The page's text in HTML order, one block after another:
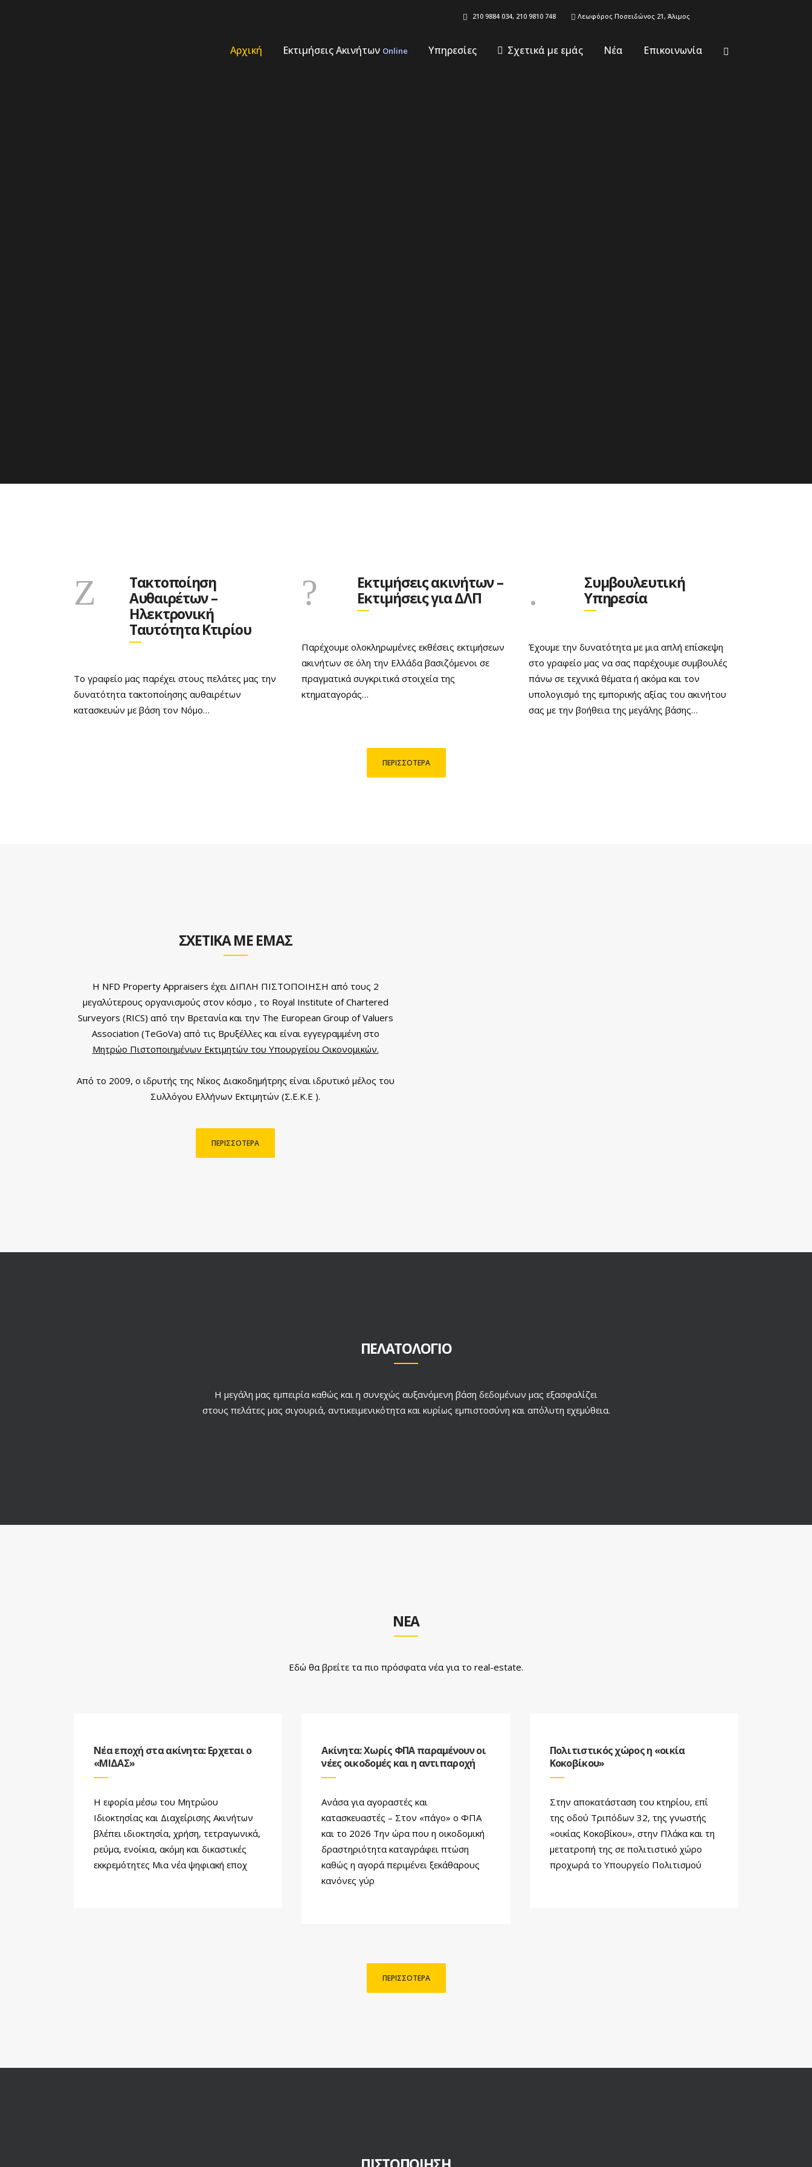
210 9884 034, 210 9810 748 Λεωφόρος Ποσειδώνος 21, Άλιμος
Αρχική Εκτιμήσεις Ακινήτων Online Υπηρεσίες Σχετικά με εμάς Νέα Επικοινωνία
Τακτοποίηση
Αυθαιρέτων –
Ηλεκτρονική
Ταυτότητα Κτιρίου
Το γραφείο μας παρέχει στους πελάτες μας την
δυνατότητα τακτοποίησης αυθαιρέτων
κατασκευών με βάση τον Νόμο…
Εκτιμήσεις ακινήτων –
Εκτιμήσεις για ΔΛΠ
Παρέχουμε ολοκληρωμένες εκθέσεις εκτιμήσεων
ακινήτων σε όλη την Ελλάδα βασιζόμενοι σε
πραγματικά συγκριτικά στοιχεία της
κτηματαγοράς…
Συμβουλευτική
Υπηρεσία
Έχουμε την δυνατότητα με μια απλή επίσκεψη
στο γραφείο μας να σας παρέχουμε συμβουλές
πάνω σε τεχνικά θέματα ή ακόμα και τον
υπολογισμό της εμπορικής αξίας του ακινήτου
σας με την βοήθεια της μεγάλης βάσης…
ΠΕΡΙΣΣΟΤΕΡΑ
ΣΧΕΤΙΚΑ ΜΕ ΕΜΑΣ
Η NFD Property Appraisers έχει ΔΙΠΛΗ ΠΙΣΤΟΠΟΙΗΣΗ από τους 2
μεγαλύτερους οργανισμούς στον κόσμο , το Royal Institute of Chartered
Surveyors (RICS) από την Βρετανία και την The European Group of Valuers
Association (TeGoVa) από τις Βρυξέλλες και είναι εγγεγραμμένη στο
Μητρώο Πιστοποιημένων Εκτιμητών του Υπουργείου Οικονομικών.
Από το 2009, ο ιδρυτής της Νίκος Διακοδημήτρης είναι ιδρυτικό μέλος του
Συλλόγου Ελλήνων Εκτιμητών (Σ.Ε.Κ.Ε ).
ΠΕΡΙΣΣΟΤΕΡΑ
ΠΕΛΑΤΟΛΟΓΙΟ
Η μεγάλη μας εμπειρία καθώς και η συνεχώς αυξανόμενη βάση δεδομένων μας εξασφαλίζει
στους πελάτες μας σιγουριά, αντικειμενικότητα και κυρίως εμπιστοσύνη και απόλυτη εχεμύθεια.
ΝΕΑ
Εδώ θα βρείτε τα πιο πρόσφατα νέα για το real-estate.
Νέα εποχή στα ακίνητα: Ερχεται ο
«ΜΙΔΑΣ»
Η εφορία μέσω του Μητρώου
Ιδιοκτησίας και Διαχείρισης Ακινήτων
βλέπει ιδιοκτησία, χρήση, τετραγωνικά,
ρεύμα, ενοίκια, ακόμη και δικαστικές
εκκρεμότητες Μια νέα ψηφιακή εποχ
Ακίνητα: Χωρίς ΦΠΑ παραμένουν οι
νέες οικοδομές και η αντιπαροχή
Ανάσα για αγοραστές και
κατασκευαστές – Στον «πάγο» ο ΦΠΑ
και το 2026 Την ώρα που η οικοδομική
δραστηριότητα καταγράφει πτώση
καθώς η αγορά περιμένει ξεκάθαρους
κανόνες γύρ
Πολιτιστικός χώρος η «οικία
Κοκοβίκου»
Στην αποκατάσταση του κτηρίου, επί
της οδού Τριπόδων 32, της γνωστής
«οικίας Κοκοβίκου», στην Πλάκα και τη
μετατροπή της σε πολιτιστικό χώρο
προχωρά το Υπουργείο Πολιτισμού
ΠΕΡΙΣΣΟΤΕΡΑ